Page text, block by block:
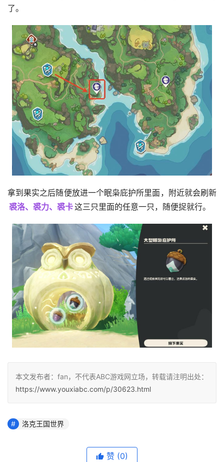
了。
拿到果实之后随便放进一个眠枭庇护所里面，附近就会刷新
裘洛、裘力、裘卡这三只里面的任意一只，随便捉就行。
本文发布者：fan，不代表ABC游戏网立场，转载请注明出处：
https://www.youxiabc.com/p/30623.html
洛克王国世界
赞 (0)